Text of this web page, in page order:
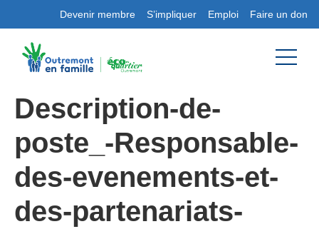
Devenir membre S’impliquer Emploi Faire un don
Description-de-
poste_-Responsable-
des-evenements-et-
des-partenariats-